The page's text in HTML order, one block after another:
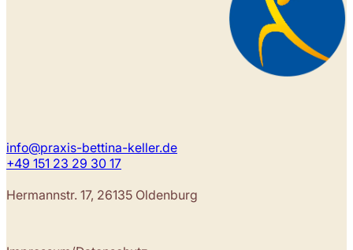
info@praxis-bettina-keller.de
+49 151 23 29 30 17
Hermannstr. 17, 26135 Oldenburg